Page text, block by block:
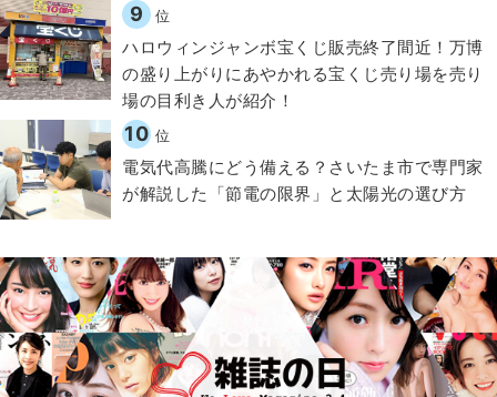
9 位
ハロウィンジャンボ宝くじ販売終了間近！万博
の盛り上がりにあやかれる宝くじ売り場を売り
場の目利き人が紹介！
10 位
電気代高騰にどう備える？さいたま市で専門家
が解説した「節電の限界」と太陽光の選び方